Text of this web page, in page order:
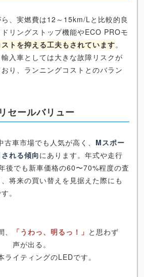
、実燃費は12～15km/Lと比較的良
リングストップ機能やECO PROモ
トを抑える工夫もされています。
入車としては大きな故障リスクが
り、ランニングコストとのバラン
セールバリュー
車市場でも人気が高く、 Mスポー
れる傾向にあります。年式や走行
後でも新車価格の60〜70%程度の査
将来の買い替えを見据えた際にも
。
「うわっ、明るっ！」 と思わず
声が出る。
ライティングのLEDです。